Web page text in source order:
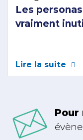
Les
vraiment
Lire la suite
Pour